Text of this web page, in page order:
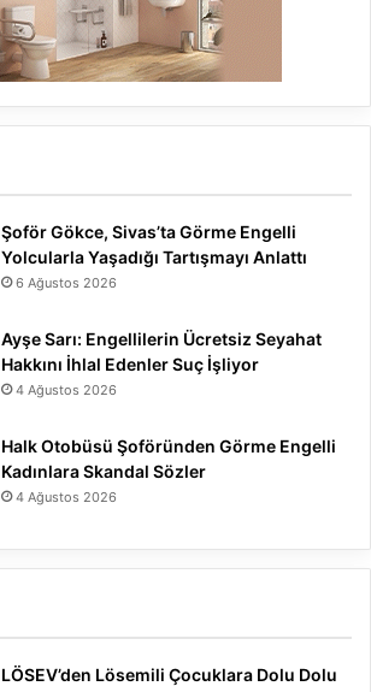
Şoför Gökce, Sivas’ta Görme Engelli
Yolcularla Yaşadığı Tartışmayı Anlattı
6 Ağustos 2026
Ayşe Sarı: Engellilerin Ücretsiz Seyahat
Hakkını İhlal Edenler Suç İşliyor
4 Ağustos 2026
Halk Otobüsü Şoföründen Görme Engelli
Kadınlara Skandal Sözler
4 Ağustos 2026
LÖSEV’den Lösemili Çocuklara Dolu Dolu